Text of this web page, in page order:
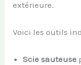
extérieure.
Voici les outils
Scie sauteuse